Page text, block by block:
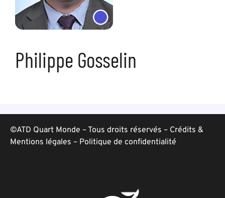
Philippe Gosselin
©ATD Quart Monde – Tous droits réservés – Crédits &
Mentions légales – Politique de confidentialité